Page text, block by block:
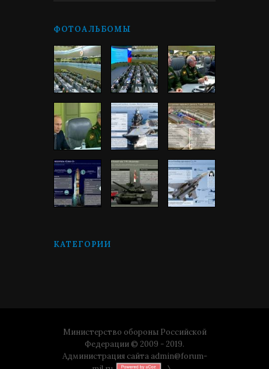
ФОТОАЛЬБОМЫ
КАТЕГОРИИ
Министерство обороны Российской
Федерации © 2009 - 2019.
Администрация сайта admin@forum-